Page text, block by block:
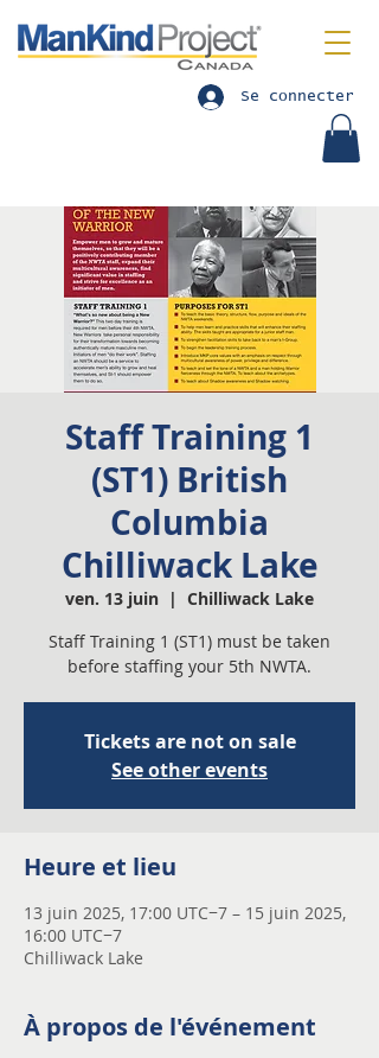
Se connecter
Staff Training 1
(ST1) British
Columbia
Chilliwack Lake
ven. 13 juin
  |
Chilliwack Lake
Staff Training 1 (ST1) must be taken
before staffing your 5th NWTA.
Tickets are not on sale
See other events
Heure et lieu
13 juin 2025, 17:00 UTC−7 – 15 juin 2025,
16:00 UTC−7
Chilliwack Lake
À propos de l'événement